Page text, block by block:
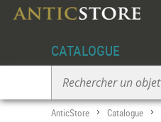
CATALOGUE
AnticStore > Catalogue >